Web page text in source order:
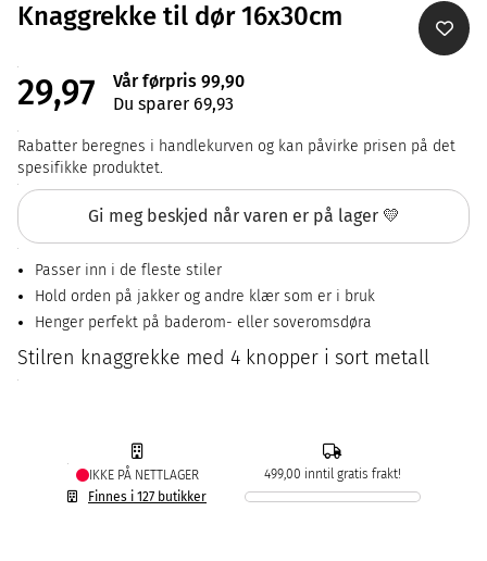
Knaggrekke til dør 16x30cm
29,97
Vår førpris 99,90
Du sparer 69,93
Rabatter beregnes i handlekurven og kan påvirke prisen på det
spesifikke produktet.
Gi meg beskjed når varen er på lager 💛
Passer inn i de fleste stiler
Hold orden på jakker og andre klær som er i bruk
Henger perfekt på baderom- eller soveromsdøra
Stilren knaggrekke med 4 knopper i sort metall
IKKE PÅ NETTLAGER
Finnes i 127 butikker
499,00 inntil gratis frakt!